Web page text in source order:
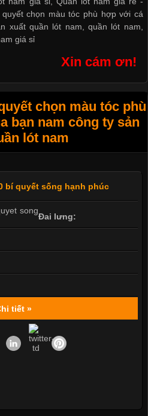
quyết chọn màu tóc phù hợp với cá
xuất quần lót nam ,quần lót nam
giá sỉ
Xin cám ơn!
chọn màu tóc phù
bạn nam công ty sản
lót nam
bí quyết sống hạnh phúc
Đai lưng:
tiết »